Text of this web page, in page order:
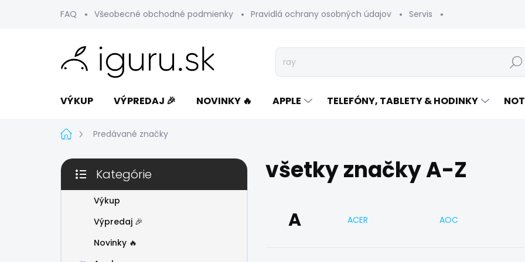
FAQ Všeobecné obchodné podmienky Pravidlá ochrany osobných údajov Servis
Hľadať
VÝKUP VÝPREDAJ 🎉 NOVINKY 🔥 APPLE TELEFÓNY, TABLETY & HODINKY
DomovPredávané značky
B
č
Preskočiť
kategórie
Kategórie
Výkup
Výpredaj 🎉
Novinky 🔥
všetky značky A-Z
A ACER AOC